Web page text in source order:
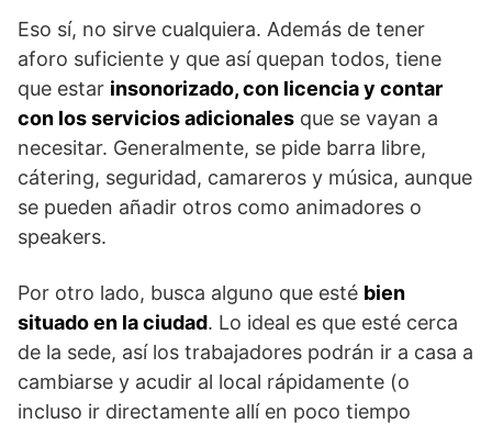
Eso sí, no sirve cualquiera. Además de tener
aforo suficiente y que así quepan todos, tiene
que estar insonorizado, con licencia y contar
con los servicios adicionales que se vayan a
necesitar. Generalmente, se pide barra libre,
cátering, seguridad, camareros y música, aunque
se pueden añadir otros como animadores o
speakers.
Por otro lado, busca alguno que esté bien
situado en la ciudad. Lo ideal es que esté cerca
de la sede, así los trabajadores podrán ir a casa a
cambiarse y acudir al local rápidamente (o
incluso ir directamente allí en poco tiempo